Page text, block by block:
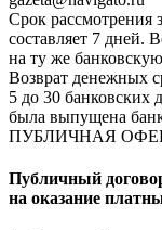
Срок рассмотрения
составляет 7 дней.
на ту же
Возврат денежных
5 до 30 банковских
была выпущена
ПУБЛИЧНАЯ
Публичный
на оказание